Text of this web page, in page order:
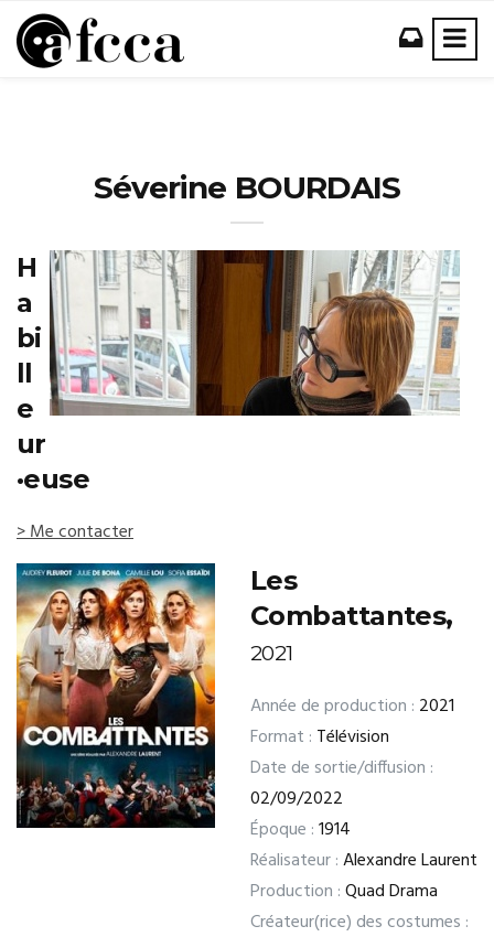
Séverine BOURDAIS
H
a
bi
ll
e
ur
·euse
> Me contacter
Les
Combattantes,
2021
Année de production : 2021
Format : Télévision
Date de sortie/diffusion :
02/09/2022
Époque :1914
Réalisateur :Alexandre Laurent
Production :Quad Drama
Créateur(rice) des costumes :